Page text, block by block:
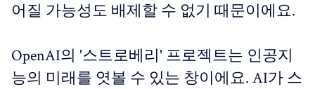
어질 가능성도 배제할 수 없기 때문이에요.
OpenAI의 '스트로베리' 프로젝트는 인공지
능의 미래를 엿볼 수 있는 창이에요. AI가 스